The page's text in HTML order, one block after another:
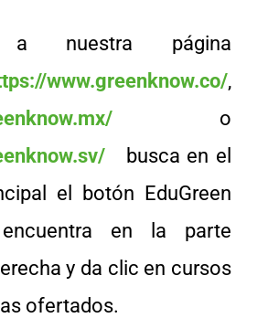
a nuestra página
www.greenknow.co/,
o
busca en el
el botón EduGreen
en la parte
y da clic en cursos
ofertados.